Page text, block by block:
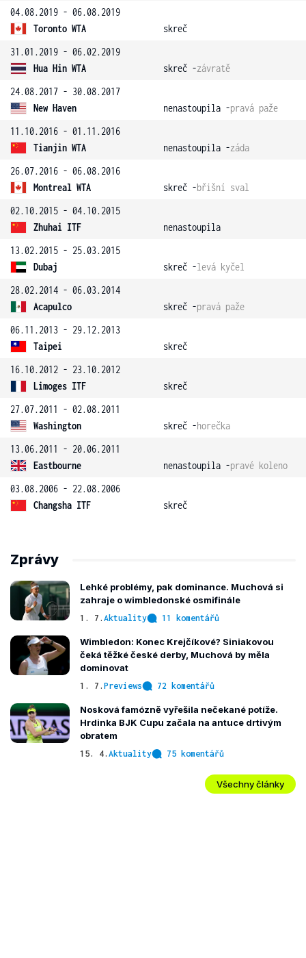
04.08.2019 - 06.08.2019
Toronto WTA
skreč
31.01.2019 - 06.02.2019
Hua Hin WTA
skreč -závratě
24.08.2017 - 30.08.2017
New Haven
nenastoupila -pravá paže
11.10.2016 - 01.11.2016
Tianjin WTA
nenastoupila -záda
26.07.2016 - 06.08.2016
Montreal WTA
skreč -břišní sval
02.10.2015 - 04.10.2015
Zhuhai ITF
nenastoupila
13.02.2015 - 25.03.2015
Dubaj
skreč -levá kyčel
28.02.2014 - 06.03.2014
Acapulco
skreč -pravá paže
06.11.2013 - 29.12.2013
Taipei
skreč
16.10.2012 - 23.10.2012
Limoges ITF
skreč
27.07.2011 - 02.08.2011
Washington
skreč -horečka
13.06.2011 - 20.06.2011
Eastbourne
nenastoupila -pravé koleno
03.08.2006 - 22.08.2006
Changsha ITF
skreč
Zprávy
Lehké problémy, pak dominance. Muchová si
zahraje o wimbledonské osmifinále
1. 7. Aktuality 11 komentářů
Wimbledon: Konec Krejčíkové? Siniakovou
čeká těžké české derby, Muchová by měla
dominovat
1. 7. Previews 72 komentářů
Nosková famózně vyřešila nečekané potíže.
Hrdinka BJK Cupu začala na antuce drtivým
obratem
15. 4. Aktuality 75 komentářů
Všechny články